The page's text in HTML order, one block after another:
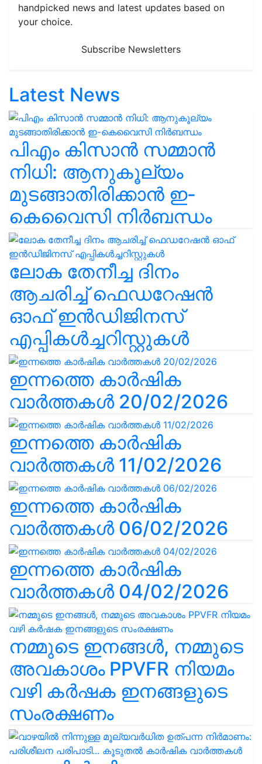
handpicked news and latest updates based on
your choice.
Subscribe Newsletters
Latest News
പിഎം കിസാൻ സമ്മാൻ
നിധി: ആനുകൂല്യം
മുടങ്ങാതിരിക്കാൻ ഇ-
കെവൈസി നിർബന്ധം
ലോക തേനീച്ച ദിനം
ആചരിച്ച് ഫെഡറേഷൻ
ഓഫ് ഇൻഡിജിനസ്
എപ്പികൾച്ചറിസ്റ്റുകൾ
ഇന്നത്തെ കാർഷിക
വാർത്തകൾ 20/02/2026
ഇന്നത്തെ കാർഷിക
വാർത്തകൾ 11/02/2026
ഇന്നത്തെ കാർഷിക
വാർത്തകൾ 06/02/2026
ഇന്നത്തെ കാർഷിക
വാർത്തകൾ 04/02/2026
നമ്മുടെ ഇനങ്ങൾ, നമ്മുടെ
അവകാശം PPVFR നിയമം
വഴി കർഷക ഇനങ്ങളുടെ
സംരക്ഷണം